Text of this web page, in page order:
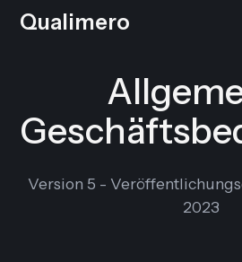
Qualimero
Version 5 -
2023